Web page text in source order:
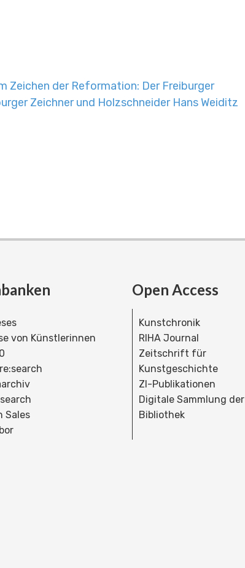
Zeichen der Reformation: Der Freiburger
Zeichner und Holzschneider Hans Weiditz
von Künstlerinnen
Sales
Open Access
Kunstchronik
RIHA Journal
Zeitschrift für
Kunstgeschichte
ZI-Publikationen
Digitale Sammlung der
Bibliothek